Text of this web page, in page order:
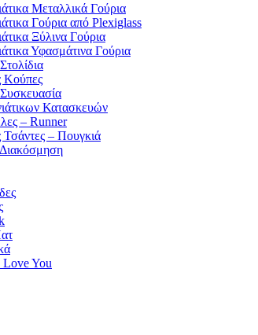
Μεταλλικά Γούρια
Γούρια από Plexiglass
Ξύλινα Γούρια
Υφασμάτινα Γούρια
Κούπες
Συσκευασία
Κατασκευών
– Runner
Τσάντες – Πουγκιά
Διακόσμηση
You